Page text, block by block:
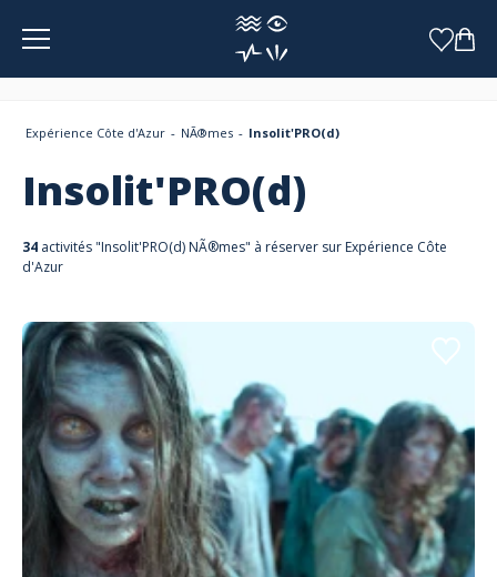
Panneau de gestion des cookies
Expérience Côte d'Azur NÃ®mes Insolit'PRO(d)
Insolit'PRO(d)
34 activités "Insolit'PRO(d) NÃ®mes" à réserver sur Expérience Côte
d'Azur